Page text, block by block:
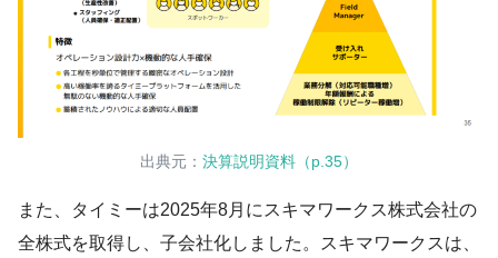
出典元： 決算説明資料（p.35）
また、タイミーは2025年8月にスキマワークス株式会社の
全株式を取得し、子会社化しました。スキマワークスは、